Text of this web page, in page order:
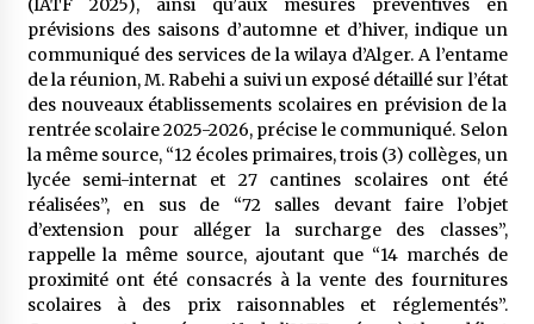
Le monstrueux vieillard (Un récit du Sud
algérien)
5 ans ago
Rencontre nocturne dans le désert (Un conte
touareg)
5 ans ago
Un conte targui/ Quand la tête est vide
5 ans ago
(IATF 2025), ainsi qu’aux mesures préventives en
prévisions des saisons d’automne et d’hiver, indique un
communiqué des services de la wilaya d’Alger. A l’entame
de la réunion, M. Rabehi a suivi un exposé détaillé sur l’état
des nouveaux établissements scolaires en prévision de la
rentrée scolaire 2025-2026, précise le communiqué. Selon
la même source, “12 écoles primaires, trois (3) collèges, un
lycée semi-internat et 27 cantines scolaires ont été
réalisées”, en sus de “72 salles devant faire l’objet
d’extension pour alléger la surcharge des classes”,
rappelle la même source, ajoutant que “14 marchés de
proximité ont été consacrés à la vente des fournitures
scolaires à des prix raisonnables et réglementés”.